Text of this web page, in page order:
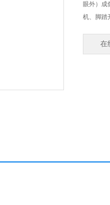
眼外）成
机、脚踏
在